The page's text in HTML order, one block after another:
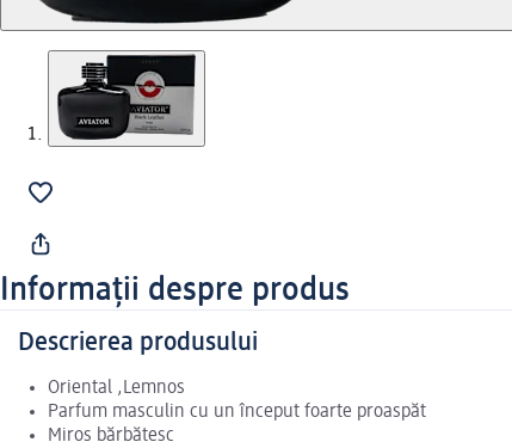
Informații despre produs
Descrierea produsului
Oriental ,Lemnos
Parfum masculin cu un început foarte proaspăt
Miros bărbătesc